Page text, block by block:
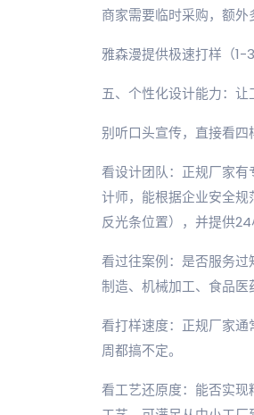
商家需要临时采购，额外
雅森漫提供极速打样（1-
五、个性化设计能力：
别听口头宣传，直接看四
看设计团队：正规厂家
计师，能根据企业安全规
反光条位置），并提供
看过往案例：是否服务
制造、机械加工、食品医
看打样速度：正规厂家
周都搞不定。
看工艺还原度：能否实